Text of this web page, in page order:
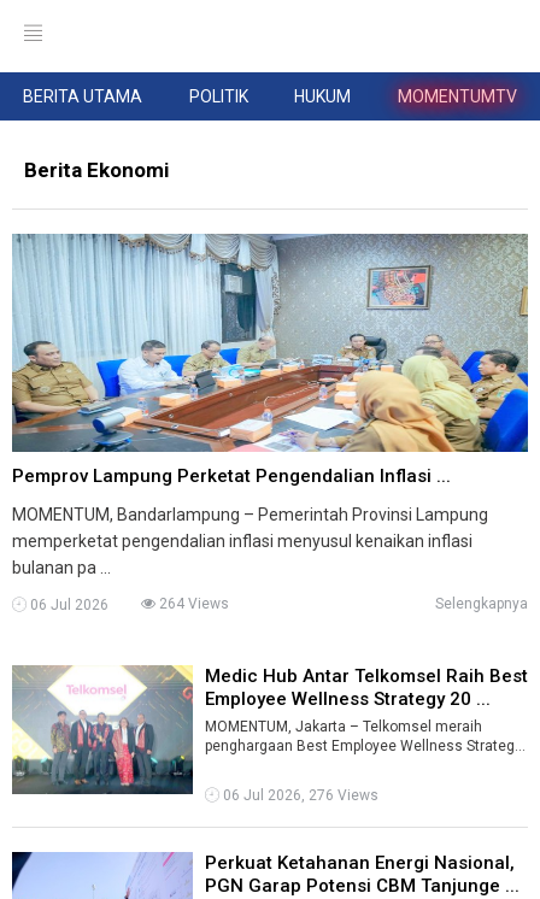
BERITA UTAMA POLITIK HUKUM MOMENTUMTV
Berita Ekonomi
Pemprov Lampung Perketat Pengendalian Inflasi ...
MOMENTUM, Bandarlampung – Pemerintah Provinsi Lampung
memperketat pengendalian inflasi menyusul kenaikan inflasi
bulanan pa ...
06 Jul 2026 264 Views Selengkapnya
Medic Hub Antar Telkomsel Raih Best
Employee Wellness Strategy 20 ...
MOMENTUM, Jakarta – Telkomsel meraih
penghargaan Best Employee Wellness Strategy
...
06 Jul 2026, 276 Views
Perkuat Ketahanan Energi Nasional,
PGN Garap Potensi CBM Tanjunge ...